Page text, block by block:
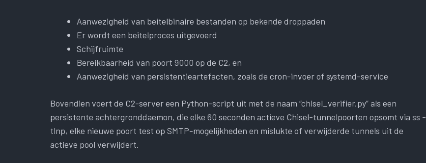
Aanwezigheid van beitelbinaire bestanden op bekende droppaden
Er wordt een beitelproces uitgevoerd
Schijfruimte
Bereikbaarheid van poort 9000 op de C2, en
Aanwezigheid van persistentieartefacten, zoals de cron-invoer of systemd-service
Bovendien voert de C2-server een Python-script uit met de naam “chisel_verifier.py” als een
persistente achtergronddaemon, die elke 60 seconden actieve Chisel-tunnelpoorten opsomt via ss -
tlnp, elke nieuwe poort test op SMTP-mogelijkheden en mislukte of verwijderde tunnels uit de
actieve pool verwijdert.